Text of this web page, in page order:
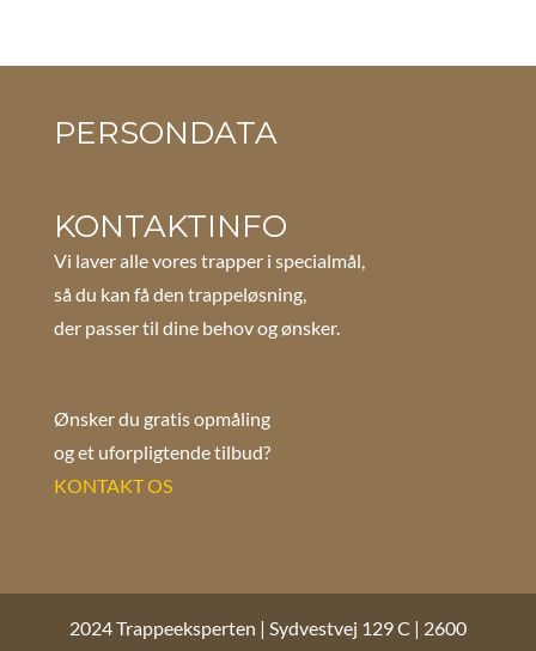
PERSONDATA
KONTAKTINFO
Vi laver alle vores trapper i specialmål,
så du kan få den trappeløsning,
der passer til dine behov og ønsker.
Ønsker du gratis opmåling
og et uforpligtende tilbud?
KONTAKT OS
2024 Trappeeksperten | Sydvestvej 129 C | 2600